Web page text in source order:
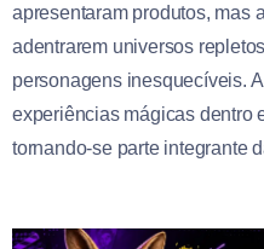
apresentaram produtos, mas
adentrarem universos
personagens inesquecíveis. A
experiências mágicas dentro
tornando-se parte integrante